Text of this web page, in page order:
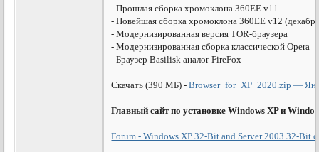
- Прошлая сборка хромоклона 360EE v11
- Новейшая сборка хромоклона 360EE v12
- Модернизированная версия TOR-браузера
- Модернизированная сборка классической Opera
- Браузер Basilisk аналог FireFox
Скачать (390 МБ) -Browser_for_XP_2020.zip —
Главный сайт по установке Windows XP и
Forum - Windows XP 32-Bit and Server 2003 32-Bit